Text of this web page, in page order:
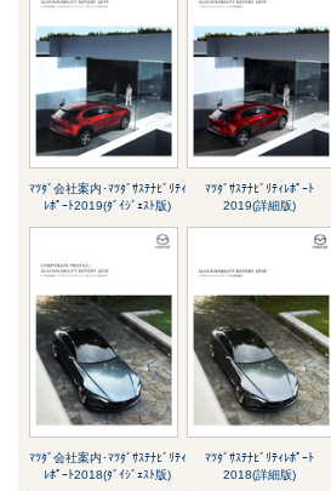
ﾏﾂﾀﾞ会社案内･ﾏﾂﾀﾞｻｽﾃﾅﾋﾞﾘﾃｨ
ﾚﾎﾟｰﾄ2019(ﾀﾞｲｼﾞｪｽﾄ版)
ﾏﾂﾀﾞｻｽﾃﾅﾋﾞﾘﾃｨﾚﾎﾟｰﾄ
2019(詳細版)
ﾏﾂﾀﾞ会社案内･ﾏﾂﾀﾞｻｽﾃﾅﾋﾞﾘﾃｨ
ﾚﾎﾟｰﾄ2018(ﾀﾞｲｼﾞｪｽﾄ版)
ﾏﾂﾀﾞｻｽﾃﾅﾋﾞﾘﾃｨﾚﾎﾟｰﾄ
2018(詳細版)